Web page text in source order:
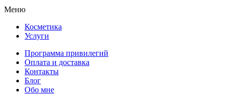
Меню
Косметика
Услуги
Программа привилегий
Оплата и доставка
Контакты
Блог
Обо мне